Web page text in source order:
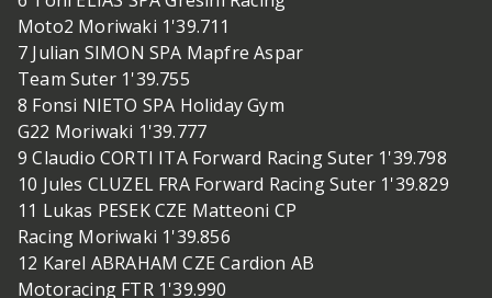
Moto2 Moriwaki 1'39.711
7 Julian SIMON SPA Mapfre Aspar
Team Suter 1'39.755
8 Fonsi NIETO SPA Holiday Gym
G22 Moriwaki 1'39.777
9 Claudio CORTI ITA Forward Racing Suter 1'39.798
10 Jules CLUZEL FRA Forward Racing Suter 1'39.829
11 Lukas PESEK CZE Matteoni CP
Racing Moriwaki 1'39.856
12 Karel ABRAHAM CZE Cardion AB
Motoracing FTR 1'39.990